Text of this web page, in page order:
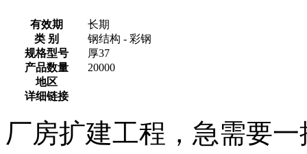
有效期
长期
类 别
钢结构 - 彩钢
规格型号
厚37
产品数量
20000
地区
详细链接
厂房扩建工程，急需要